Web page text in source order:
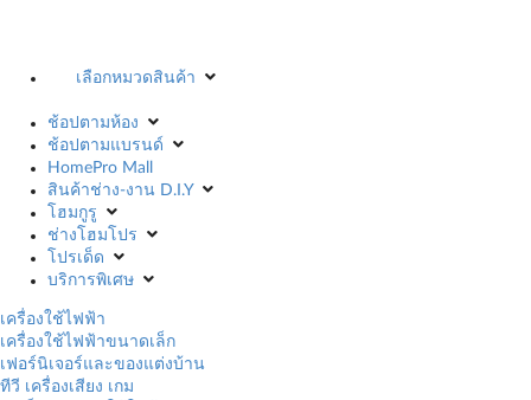
เลือกหมวดสินค้า
ช้อปตามห้อง
ช้อปตามแบรนด์
HomePro Mall
สินค้าช่าง-งาน D.I.Y
โฮมกูรู
ช่างโฮมโปร
โปรเด็ด
บริการพิเศษ
เครื่องใช้ไฟฟ้า
เครื่องใช้ไฟฟ้าขนาดเล็ก
เฟอร์นิเจอร์และของแต่งบ้าน
ทีวี เครื่องเสียง เกม